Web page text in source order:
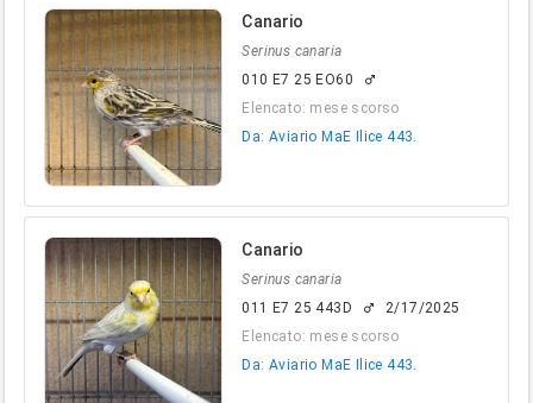
Canario
Serinus canaria
010 E7 25 EO60
male
Elencato: mese scorso
Da: Aviario MaE Ilice 443.
Canario
Serinus canaria
011 E7 25 443D
male
2/17/2025
Elencato: mese scorso
Da: Aviario MaE Ilice 443.